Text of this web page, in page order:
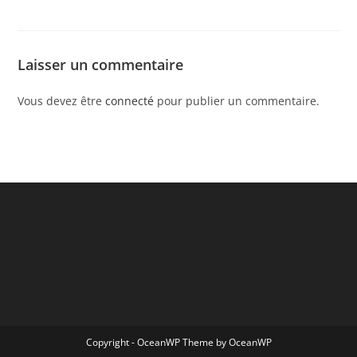
Laisser un commentaire
Vous devez êtreconnecté pour publier un commentaire.
Copyright - OceanWP Theme by OceanWP